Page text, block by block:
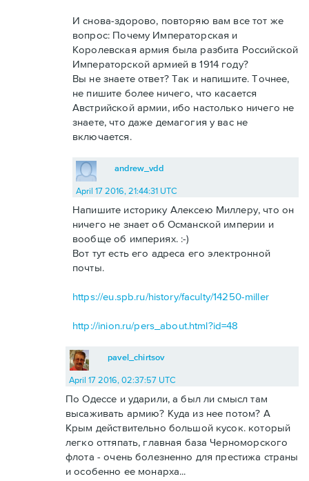
И снова-здорово, повторяю вам все тот же
вопрос: Почему Императорская и
Королевская армия была разбита Российской
Императорской армией в 1914 году?
Вы не знаете ответ? Так и напишите. Точнее,
не пишите более ничего, что касается
Австрийской армии, ибо настолько ничего не
знаете, что даже демагогия у вас не
включается.
andrew_vdd
April 17 2016, 21:44:31 UTC
Напишите историку Алексею Миллеру, что он
ничего не знает об Османской империи и
вообще об империях. :-)
Вот тут есть его адреса его электронной
почты.
https://eu.spb.ru/history/faculty/14250-miller
http://inion.ru/pers_about.html?id=48
pavel_chirtsov
April 17 2016, 02:37:57 UTC
По Одессе и ударили, а был ли смысл там
высаживать армию? Куда из нее потом? А
Крым действительно большой кусок. который
легко оттяпать, главная база Черноморского
флота - очень болезненно для престижа страны
и особенно ее монарха...